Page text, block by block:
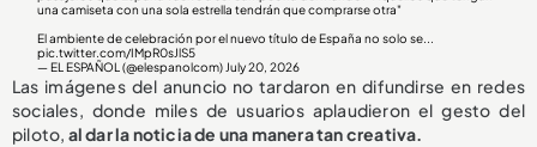
una camiseta con una sola estrella tendrán que comprarse otra"
El ambiente de celebración por el nuevo título de España no solo se...
pic.twitter.com/IMpR0sJlS5
— EL ESPAÑOL (@elespanolcom) July 20, 2026
Las imágenes del anuncio no tardaron en difundirse en redes
sociales, donde miles de usuarios aplaudieron el gesto del
piloto, al dar la noticia de una manera tan creativa.